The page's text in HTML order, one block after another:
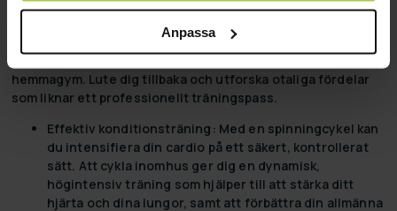
Anpassa
spinningcykel
Spinningcykel är mer än bara en indoor bike. Det är din
hemmagym. Lute dig tillbaka och utforska otaliga fördelar
som liknar ett professionellt träningspass.
Effektiv konditionsträning: Med en spinningcykel kan
du intensifiera din cardio på ett säkert, kontrollerat
sätt. Att cykla inomhus ger dig en dynamisk,
högintensiv träning som hjälper till att stärka ditt
hjärta och dina lungor, samt att förbättra din allmänna